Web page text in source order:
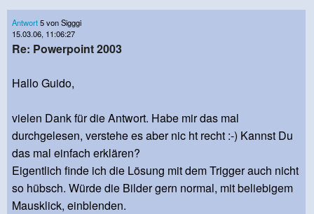
Antwort5 von Sigggi
15.03.06, 11:06:27
Re: Powerpoint 2003
Hallo Guido,
vielen Dank für die Antwort. Habe mir das mal
durchgelesen, verstehe es aber nic ht recht :-) Kannst Du
das mal einfach erklären?
Eigentlich finde ich die Lösung mit dem Trigger auch nicht
so hübsch. Würde die Bilder gern normal, mit beliebigem
Mausklick, einblenden.